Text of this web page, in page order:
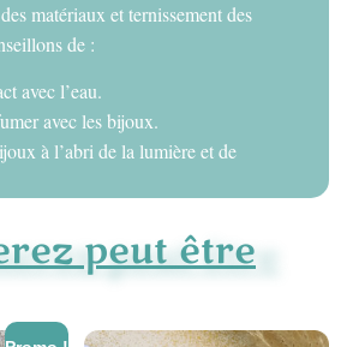
matériaux et ternissement des
de :
avec l’eau.
avec les bijoux.
à l’abri de la lumière et de
peut être